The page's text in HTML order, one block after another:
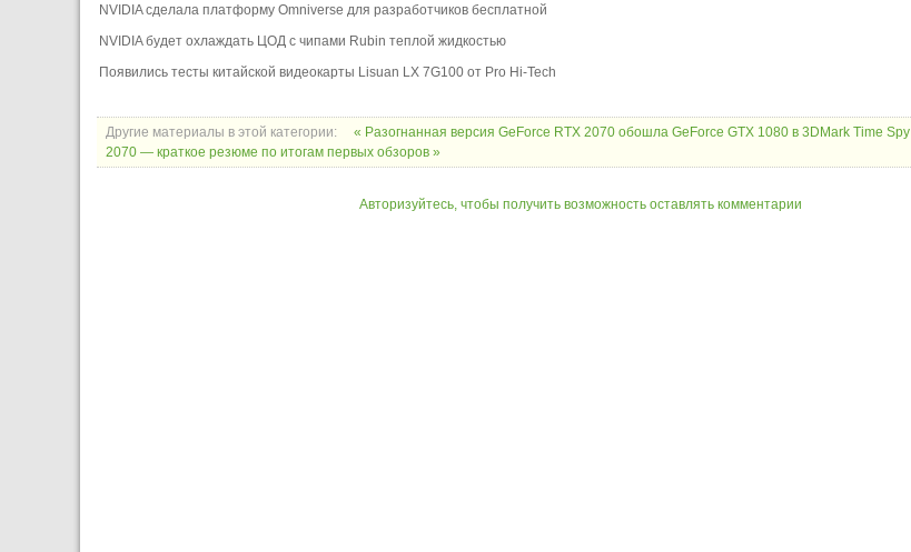
NVIDIA сделала платформу Omniverse для разработчиков бесплатной
NVIDIA будет охлаждать ЦОД с чипами Rubin теплой жидкостью
Появились тесты китайской видеокарты Lisuan LX 7G100 от Pro Hi-Tech
Другие материалы в этой категории: « Разогнанная версия GeForce RTX 2070 обошла GeForce GTX 1080 в 3DMark Time Spy
2070 — краткое резюме по итогам первых обзоров »
Авторизуйтесь, чтобы получить возможность оставлять комментарии